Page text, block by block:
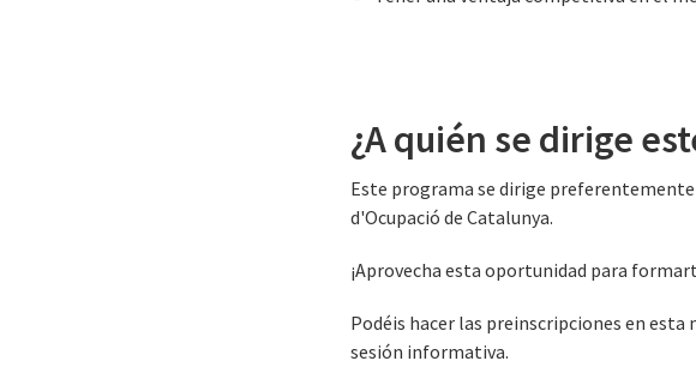
¿A quién se dirige
Este programa se dirige
d'Ocupació de Catalunya.
¡Aprovecha esta oportunidad para
Podéis hacer las preinscripciones en
sesión informativa.